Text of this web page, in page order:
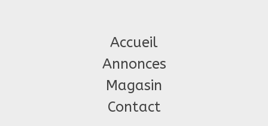
Accueil
Annonces
Magasin
Contact